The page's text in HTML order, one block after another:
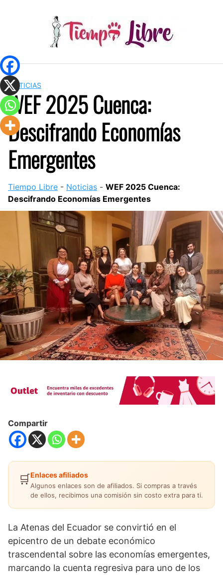
NOTICIAS
WEF 2025 Cuenca:
Descifrando Economías
Emergentes
Tiempo Libre - Noticias - WEF 2025 Cuenca:
Descifrando Economías Emergentes
Compartir
🛒Enlaces afiliados
Algunos enlaces son de afiliados. Si compras a través
de ellos, recibimos una comisión sin costo extra para ti.
La Atenas del Ecuador se convirtió en el
epicentro de un debate económico
trascendental sobre las economías emergentes,
marcando la cuenta regresiva para uno de los